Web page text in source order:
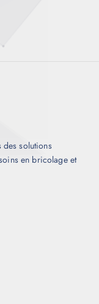
solutions
en bricolage et